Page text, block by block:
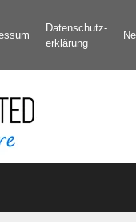
Datenschutz­
erklärung